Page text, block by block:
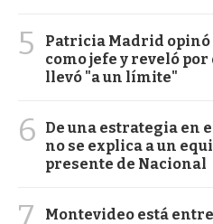
5
Patricia Madrid opinó
como jefe y reveló por
llevó "a un límite"
6
De una estrategia en
no se explica a un
presente de Nacional
Montevideo está